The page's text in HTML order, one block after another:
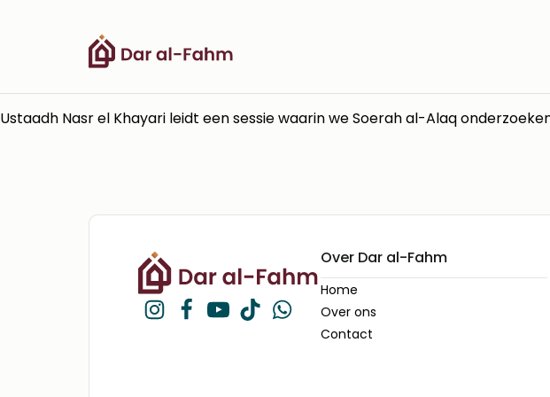
Over Dar al-Fahm
Home
Over ons
Contact